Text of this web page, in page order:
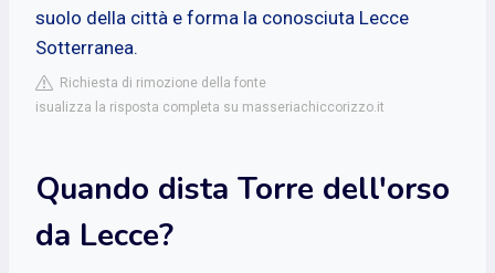
suolo della città e forma la conosciuta Lecce
Sotterranea.
Richiesta di rimozione della fonte
isualizza la risposta completa su masseriachiccorizzo.it
Quando dista Torre dell'orso
da Lecce?